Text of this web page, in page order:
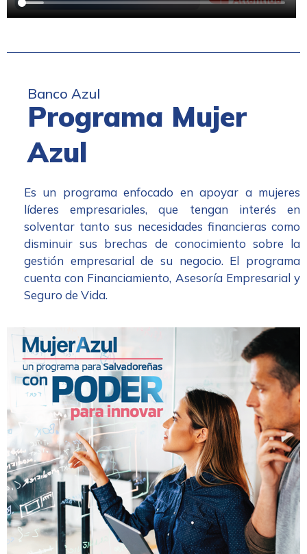
Banco Azul
Programa Mujer
Azul
Es un programa enfocado en apoyar a mujeres
líderes empresariales, que tengan interés en
solventar tanto sus necesidades financieras como
disminuir sus brechas de conocimiento sobre la
gestión empresarial de su negocio. El programa
cuenta con Financiamiento, Asesoría Empresarial y
Seguro de Vida.